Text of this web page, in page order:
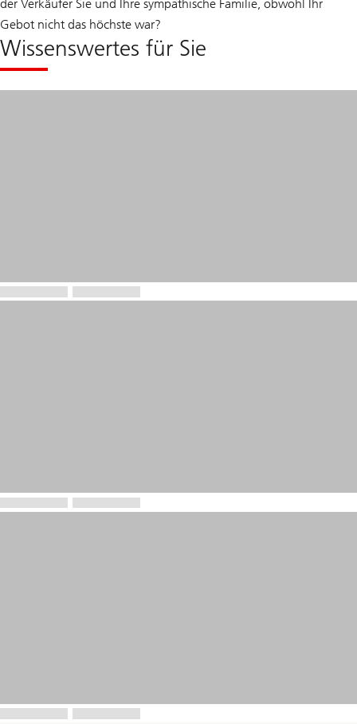
der Verkäufer Sie und Ihre sympathische Familie, obwohl Ihr
Gebot nicht das höchste war?
Wissenswertes für Sie